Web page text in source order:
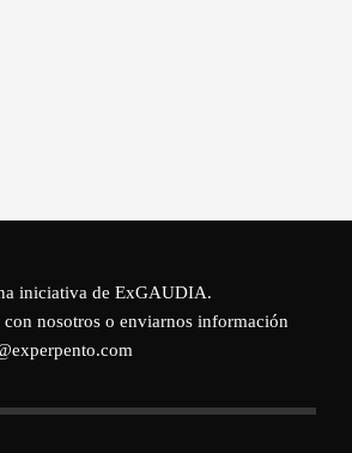
iniciativa de ExGAUDIA.
con nosotros o enviarnos información